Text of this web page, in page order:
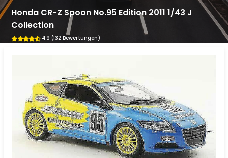
Honda CR-Z Spoon No.95 Edition 2011 1/43 J
Collection
4.9 (132 Bewertungen)